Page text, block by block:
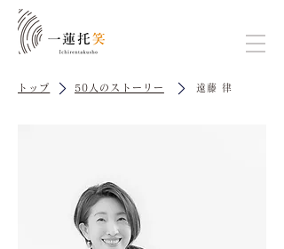
トップ 50人のストーリー 遠藤 律